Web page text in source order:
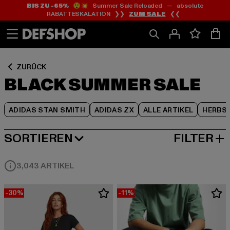
Zum
Inhalt
springen
Zum
Fußzeile
springen
BIS ZU -65%😲💥 Summer Sale Reloaded — absolute
RABATTESKALATION ❯❯ ZUM SALE ❮❮
ZURÜCK
BLACK SUMMER SALE
ADIDAS STAN SMITH ADIDAS ZX ALLE ARTIKEL
Zum
Produktraster
springen
SORTIEREN
BELIEBTESTE FILTER
3,043 ARTIKEL
-30% -11%